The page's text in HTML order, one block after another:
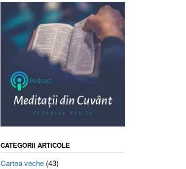
CATEGORII ARTICOLE
Cartea veche(43)